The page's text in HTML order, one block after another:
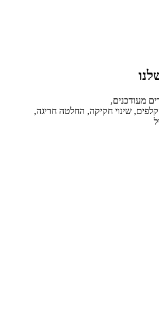
מעודכנים,
שינוי חקיקה, החלטה חריגה,